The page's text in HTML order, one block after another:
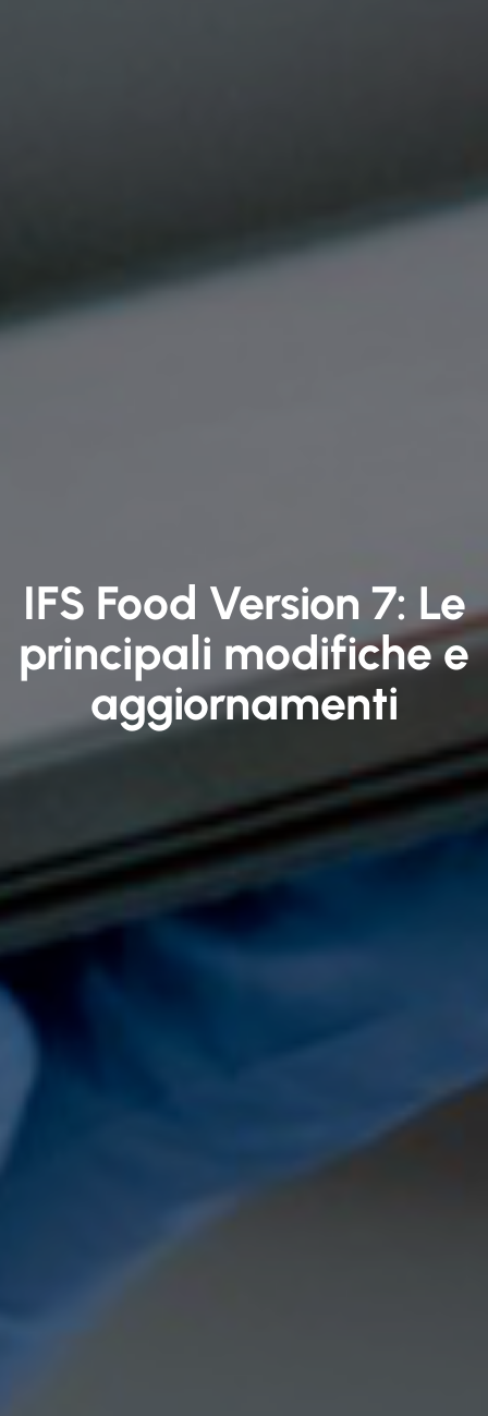
IFS Food Version 7: Le
principali modifiche e
aggiornamenti